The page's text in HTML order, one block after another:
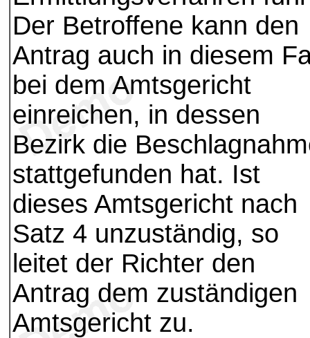
Der Betroffene kann den
Antrag auch in diesem
bei dem Amtsgericht
einreichen, in dessen
Bezirk die
stattgefunden hat. Ist
dieses Amtsgericht nach
Satz 4 unzuständig, so
leitet der Richter den
Antrag dem zuständigen
Amtsgericht zu.